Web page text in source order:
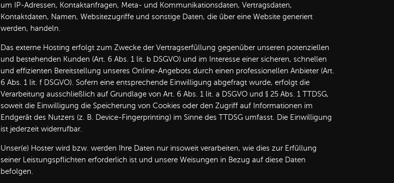
um IP-Adressen, Kontaktanfragen, Meta- und Kommunikationsdaten, Vertragsdaten,
Kontaktdaten, Namen, Websitezugriffe und sonstige Daten, die über eine Website generiert
werden, handeln.
Das externe Hosting erfolgt zum Zwecke der Vertragserfüllung gegenüber unseren potenziellen
und bestehenden Kunden (Art. 6 Abs. 1 lit. b DSGVO) und im Interesse einer sicheren, schnellen
und effizienten Bereitstellung unseres Online-Angebots durch einen professionellen Anbieter (Art.
6 Abs. 1 lit. f DSGVO). Sofern eine entsprechende Einwilligung abgefragt wurde, erfolgt die
Verarbeitung ausschließlich auf Grundlage von Art. 6 Abs. 1 lit. a DSGVO und § 25 Abs. 1 TTDSG,
soweit die Einwilligung die Speicherung von Cookies oder den Zugriff auf Informationen im
Endgerät des Nutzers (z. B. Device-Fingerprinting) im Sinne des TTDSG umfasst. Die Einwilligung
ist jederzeit widerrufbar.
Unser(e) Hoster wird bzw. werden Ihre Daten nur insoweit verarbeiten, wie dies zur Erfüllung
seiner Leistungspflichten erforderlich ist und unsere Weisungen in Bezug auf diese Daten
befolgen.